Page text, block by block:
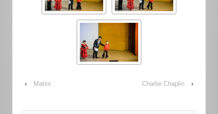
‹ Matrix Charlie Chaplin ›